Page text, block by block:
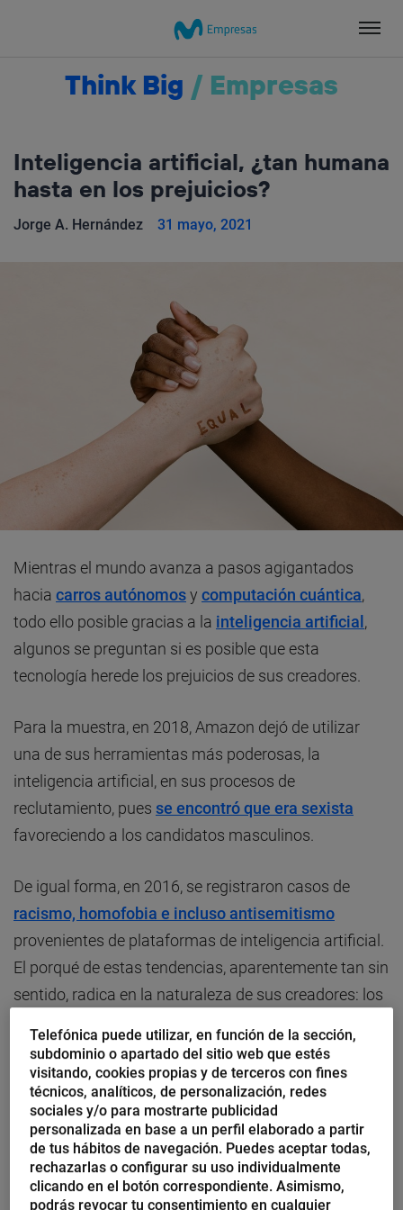
Think Big / Empresas
Inteligencia artificial, ¿tan humana
hasta en los prejuicios?
Jorge A. Hernández 31 mayo, 2021
Mientras el mundo avanza a pasos agigantados
hacia carros autónomosy computación cuántica,
todo ello posible gracias a la inteligencia artificial ,
algunos se preguntan si es posible que esta
tecnología herede los prejuicios de sus creadores.
Para la muestra, en 2018, Amazon dejó de utilizar
una de sus herramientas más poderosas, la
inteligencia artificial, en sus procesos de
reclutamiento, pues se encontró que era sexista
favoreciendo a los candidatos masculinos.
De igual forma, en 2016, se registraron casos de
racismo, homofobia e incluso antisemitismo
provenientes de plataformas de inteligencia artificial.
El porqué de estas tendencias, aparentemente tan sin
sentido, radica en la naturaleza de sus creadores: los
Y no es un caso aislado,TwitteryMicrosoft también
sufrieron por eso. En el caso de Microsoft el robot
conversacional Tayfue manipulado por usuarios que
estimularon sus respuestas negativas (incluso
propaganda Hitleriana) en detrimento de las
Telefónica puede utilizar, en función de la sección,
subdominio o apartado del sitio web que estés
visitando, cookies propias y de terceros con fines
técnicos, analíticos, de personalización, redes
sociales y/o para mostrarte publicidad
personalizada en base a un perfil elaborado a partir
de tus hábitos de navegación. Puedes aceptar todas,
rechazarlas o configurar su uso individualmente
clicando en el botón correspondiente. Asimismo,
podrás revocar tu consentimiento en cualquier